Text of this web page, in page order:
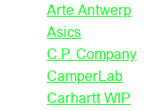
Arte Antwerp
Asics
C.P. Company
CamperLab
Carhartt WIP